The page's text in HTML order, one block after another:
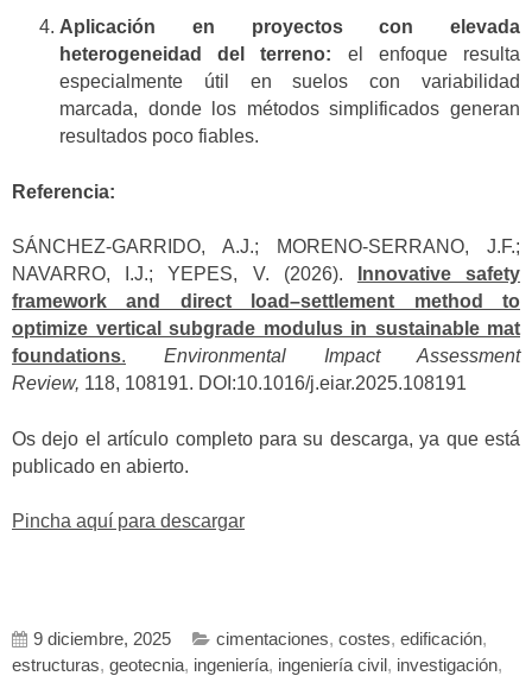
Aplicación en proyectos con elevada
heterogeneidad del terreno: el enfoque resulta
especialmente útil en suelos con variabilidad
marcada, donde los métodos simplificados generan
resultados poco fiables.
Referencia:
SÁNCHEZ-GARRIDO, A.J.; MORENO-SERRANO, J.F.;
NAVARRO, I.J.; YEPES, V. (2026).
Innovative safety
framework and direct load–settlement method to
optimize vertical subgrade modulus in sustainable mat
foundations.
Environmental Impact Assessment
Review, 118, 108191. DOI:10.1016/j.eiar.2025.108191
Os dejo el artículo completo para su descarga, ya que está
publicado en abierto.
Pincha aquí para descargar
9 diciembre, 2025 cimentaciones, costes, edificación,
estructuras, geotecnia, ingeniería, ingeniería civil , investigación,